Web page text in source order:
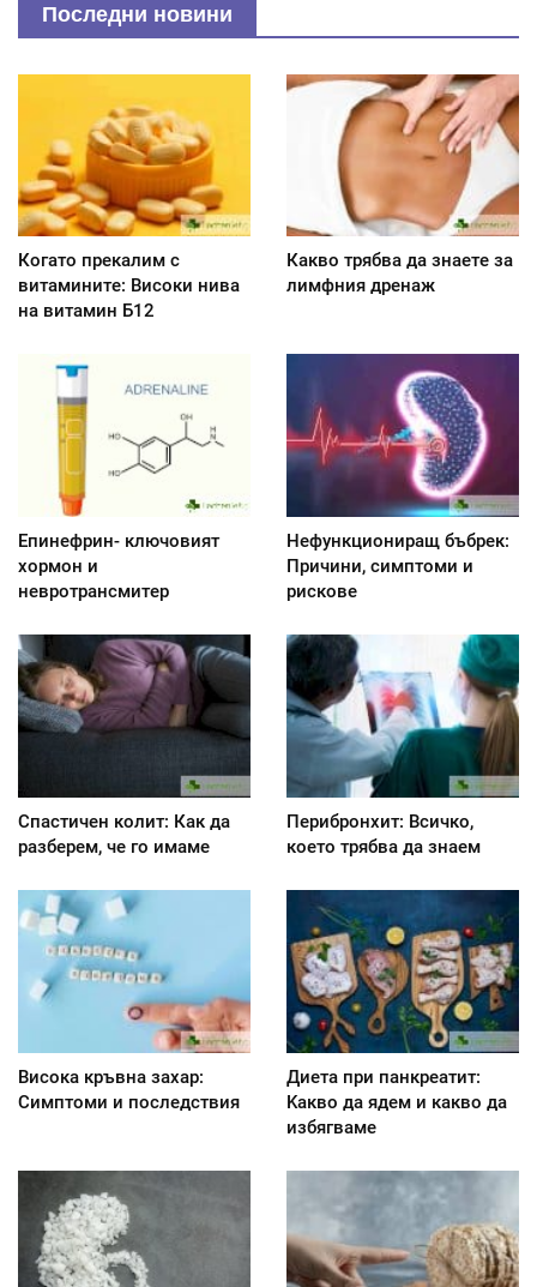
Последни новини
Когато прекалим с
витамините: Високи нива
на витамин Б12
Какво трябва да знаете за
лимфния дренаж
Епинефрин- ключовият
хормон и
невротрансмитер
Нефункциониращ бъбрек:
Причини, симптоми и
рискове
Спастичен колит: Как да
разберем, че го имаме
Перибронхит: Всичко,
което трябва да знаем
Висока кръвна захар:
Симптоми и последствия
Диета при панкреатит:
Kакво да ядем и какво да
избягваме